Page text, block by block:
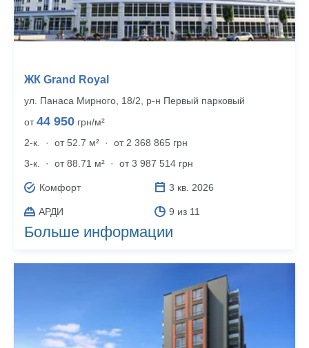
ЖК Grand Royal
ул. Панаса Мирного, 18/2, р‑н Первый парковый
от44 950 грн/м²
2-к.
· от 52.7 м² ·
от 2 368 865 грн
3-к.
· от 88.71 м² · от 3 987 514 грн
Комфорт 3 кв. 2026
АРДИ 9 из 11
Больше информации